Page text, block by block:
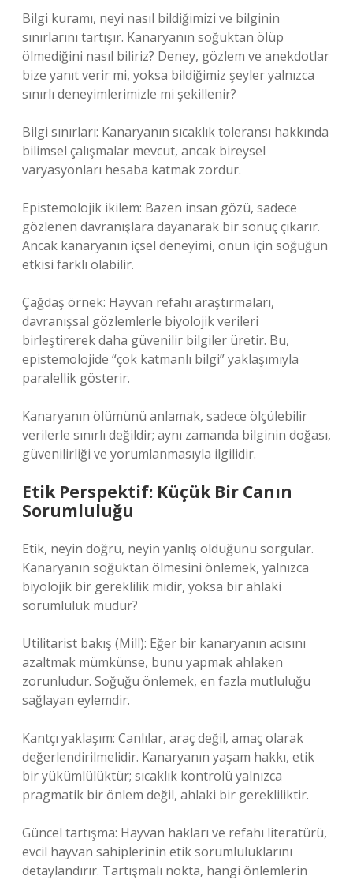
Bilgi kuramı, neyi nasıl bildiğimizi ve bilginin
sınırlarını tartışır. Kanaryanın soğuktan ölüp
ölmediğini nasıl biliriz? Deney, gözlem ve anekdotlar
bize yanıt verir mi, yoksa bildiğimiz şeyler yalnızca
sınırlı deneyimlerimizle mi şekillenir?
Bilgi sınırları: Kanaryanın sıcaklık toleransı hakkında
bilimsel çalışmalar mevcut, ancak bireysel
varyasyonları hesaba katmak zordur.
Epistemolojik ikilem: Bazen insan gözü, sadece
gözlenen davranışlara dayanarak bir sonuç çıkarır.
Ancak kanaryanın içsel deneyimi, onun için soğuğun
etkisi farklı olabilir.
Çağdaş örnek: Hayvan refahı araştırmaları,
davranışsal gözlemlerle biyolojik verileri
birleştirerek daha güvenilir bilgiler üretir. Bu,
epistemolojide “çok katmanlı bilgi” yaklaşımıyla
paralellik gösterir.
Kanaryanın ölümünü anlamak, sadece ölçülebilir
verilerle sınırlı değildir; aynı zamanda bilginin doğası,
güvenilirliği ve yorumlanmasıyla ilgilidir.
Etik Perspektif: Küçük Bir Canın
Sorumluluğu
Etik, neyin doğru, neyin yanlış olduğunu sorgular.
Kanaryanın soğuktan ölmesini önlemek, yalnızca
biyolojik bir gereklilik midir, yoksa bir ahlaki
sorumluluk mudur?
Utilitarist bakış (Mill): Eğer bir kanaryanın acısını
azaltmak mümkünse, bunu yapmak ahlaken
zorunludur. Soğuğu önlemek, en fazla mutluluğu
sağlayan eylemdir.
Kantçı yaklaşım: Canlılar, araç değil, amaç olarak
değerlendirilmelidir. Kanaryanın yaşam hakkı, etik
bir yükümlülüktür; sıcaklık kontrolü yalnızca
pragmatik bir önlem değil, ahlaki bir gerekliliktir.
Güncel tartışma: Hayvan hakları ve refahı literatürü,
evcil hayvan sahiplerinin etik sorumluluklarını
detaylandırır. Tartışmalı nokta, hangi önlemlerin